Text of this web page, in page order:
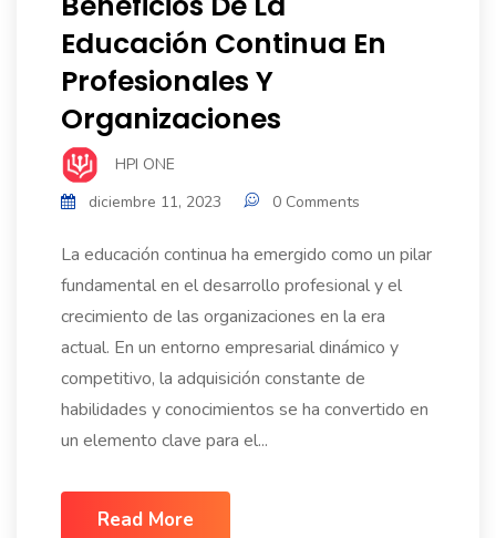
Educación Continua En
Profesionales Y
Organizaciones
HPI ONE
diciembre 11, 2023
0 Comments
La educación continua ha emergido como un pilar
fundamental en el desarrollo profesional y el
crecimiento de las organizaciones en la era
actual. En un entorno empresarial dinámico y
competitivo, la adquisición constante de
habilidades y conocimientos se ha convertido en
un elemento clave para el...
Read More